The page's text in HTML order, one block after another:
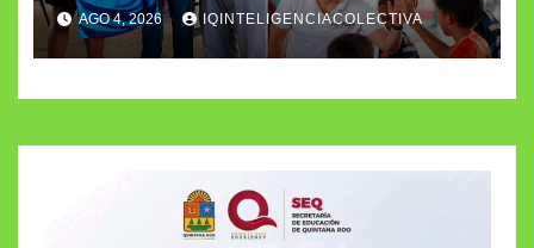
AGO 4, 2026 IQINTELIGENCIACOLECTIVA